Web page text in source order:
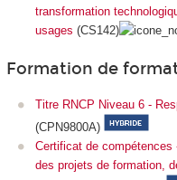
transformation
usages (CS142)
Formation de
Titre RNCP Niveau 6 -
(CPN9800A)
Certificat de
des projets de formation,